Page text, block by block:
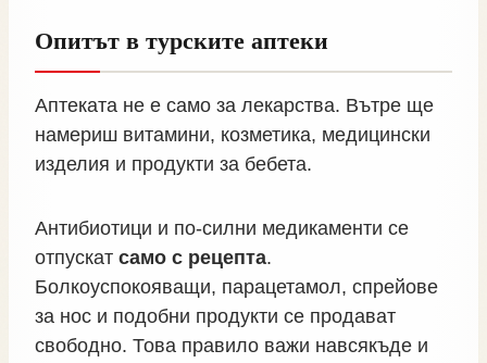
Опитът в турските аптеки
Аптеката не е само за лекарства. Вътре ще
намериш витамини, козметика, медицински
изделия и продукти за бебета.
Антибиотици и по‑силни медикаменти се
отпускат само с рецепта.
Болкоуспокояващи, парацетамол, спрейове
за нос и подобни продукти се продават
свободно. Това правило важи навсякъде и